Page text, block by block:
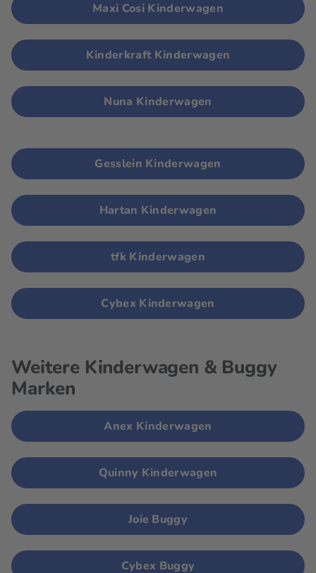
Maxi Cosi Kinderwagen
Kinderkraft Kinderwagen
Nuna Kinderwagen
Gesslein Kinderwagen
Hartan Kinderwagen
tfk Kinderwagen
Cybex Kinderwagen
Weitere Kinderwagen & Buggy
Marken
Anex Kinderwagen
Quinny Kinderwagen
Joie Buggy
Cybex Buggy